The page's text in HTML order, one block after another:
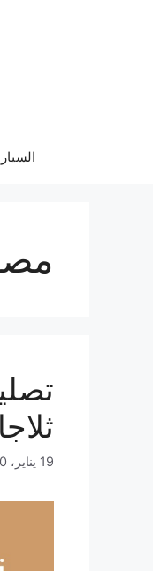
19 يناير، 2020